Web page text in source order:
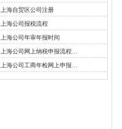
上海自贸区公司注册
上海公司报税流程
上海公司年审年报时间
上海公司网上纳税申报流程…
上海公司工商年检网上申报…